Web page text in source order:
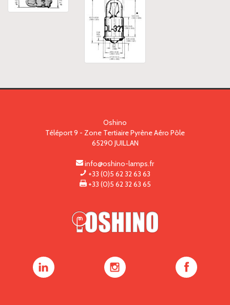
Oshino
Téléport 9 - Zone Tertiaire Pyrène Aéro Pôle
65290 JUILLAN
info@oshino-lamps.fr
+33 (0)5 62 32 63 63
+33 (0)5 62 32 63 65
Oshino
Oshino
Oshino